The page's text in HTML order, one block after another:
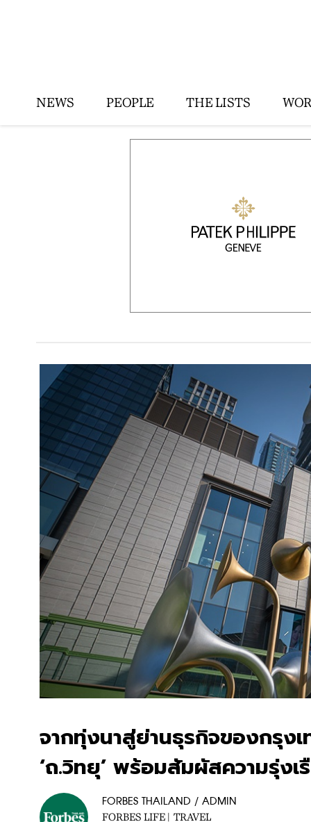
NEWS PEOPLE THE LISTS
จากทุ่งนาสู่ย่านธุรกิจของกรุง
‘ถ.วิทยุ’ พร้อมสัมผัสความรุ่ง
FORBES THAILAND / ADMIN
FORBES LIFE | TRAVEL